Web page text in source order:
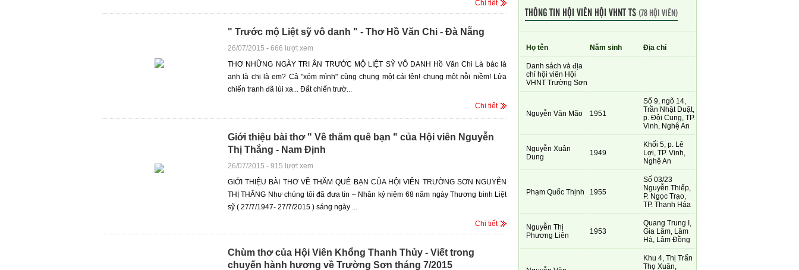
Chi tiết
" Trước mộ Liệt sỹ vô danh " - Thơ Hồ Văn Chi - Đà Nẵng
26/07/2015 - 666 lượt xem
THƠ NHỮNG NGÀY TRI ÂN TRƯỚC MỘ LIỆT SỸ VÔ DANH Hồ Văn Chi Là bác là
anh là chị là em? Cả "xóm mình" cùng chung một cái tên! chung một nỗi niềm! Lửa
chiến tranh đã lùi xa... Đất chiến trườ...
Chi tiết
Giới thiệu bài thơ " Về thăm quê bạn " của Hội viên Nguyễn
Thị Thắng - Nam Định
26/07/2015 - 915 lượt xem
GIỚI THIỆU BÀI THƠ VỀ THĂM QUÊ BẠN CỦA HỘI VIÊN TRƯỜNG SƠN NGUYỄN
THỊ THẮNG Như chúng tôi đã đưa tin – Nhân kỷ niệm 68 năm ngày Thương binh Liệt
sỹ ( 27/7/1947- 27/7/2015 ) sáng ngày ...
Chi tiết
Chùm thơ của Hội Viên Khổng Thanh Thủy - Viết trong
chuyến hành hương về Trường Sơn tháng 7/2015
THÔNG TIN HỘI VIÊN HỘI VHNT TS(78 HỘI VIÊN)
Họ tên Năm sinh Địa chỉ
Danh sách và địa
chỉ hội viên Hội
VHNT Trường Sơn
Nguyễn Văn Mão 1951
Số 9, ngõ 14,
Trần Nhật Duật,
p. Đội Cung, TP.
Vinh, Nghệ An
Nguyễn Xuân
Dung
1949
Khối 5, p. Lê
Lợi, TP. Vinh,
Nghệ An
Phạm Quốc Thịnh 1955
Số 03/23
Nguyễn Thiếp,
P. Ngọc Trạo,
TP. Thanh Háa
Nguyễn Thị
Phương Liên
1953
Quang Trung I,
Gia Lâm, Lâm
Hà, Lâm Đồng
Khu 4, Thị Trấn
Thọ Xuân,